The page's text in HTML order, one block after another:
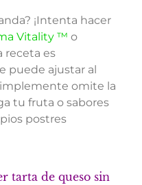
¡Intenta hacer
Vitality ™ o
receta es
puede ajustar al
omite la
tu fruta o sabores
postres
tarta de queso sin